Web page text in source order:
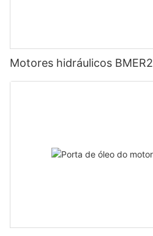
Motores hidráulicos BMER2